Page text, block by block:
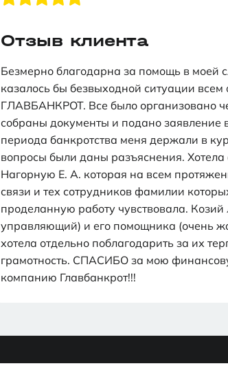
Отзыв клиента
Безмерно благодарна за помощь в моей
казалось бы безвыходной ситуации
ГЛАВБАНКРОТ. Все было организовано
собраны документы и подано заявление
периода банкротства меня держали в
вопросы были даны разъяснения. Хотела
Нагорную Е. А. которая на всем
связи и тех сотрудников фамилии
проделанную работу чувствовала.
управляющий) и его помощника (очень
хотела отдельно поблагодарить за их
грамотность. СПАСИБО за мою
компанию Главбанкрот!!!